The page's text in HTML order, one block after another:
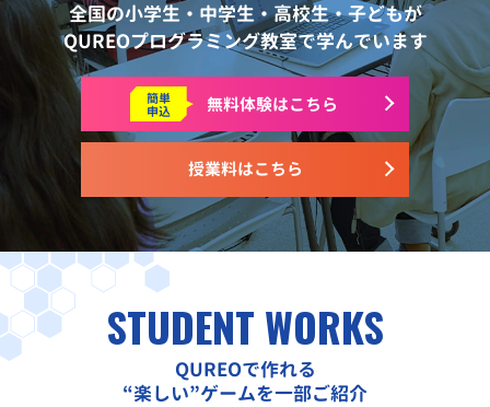
全国の小学生・中学生・高校生・子どもが
QUREOプログラミング教室で学んでいます
授業料はこちら
簡単
申込 無料体験はこちら
STUDENT WORKS
QUREOで作れる
“楽しい”ゲームを一部ご紹介